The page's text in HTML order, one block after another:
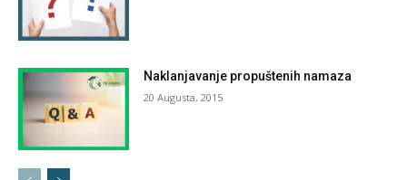
Naklanjavanje propuštenih namaza
20 Augusta, 2015